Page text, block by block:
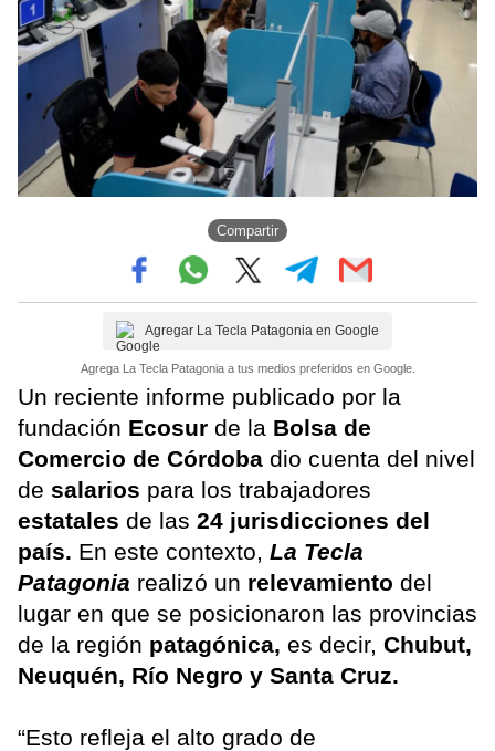
Compartir
Agregar La Tecla Patagonia en Google
Agrega La Tecla Patagonia a tus medios preferidos en Google.
Un reciente informe publicado por la
fundación Ecosur de la Bolsa de
Comercio de Córdoba dio cuenta del nivel
de salarios para los trabajadores
estatales de las 24 jurisdicciones del
país. En este contexto, La Tecla
Patagonia realizó un relevamiento del
lugar en que se posicionaron las provincias
de la región patagónica, es decir, Chubut,
Neuquén, Río Negro y Santa Cruz.
“Esto refleja el alto grado de